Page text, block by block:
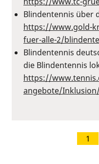
Blindentennis über
⁠https://www.gold-
fuer-alle-2/
Blindentennis
die Blindentennis
https://
angebote/
1